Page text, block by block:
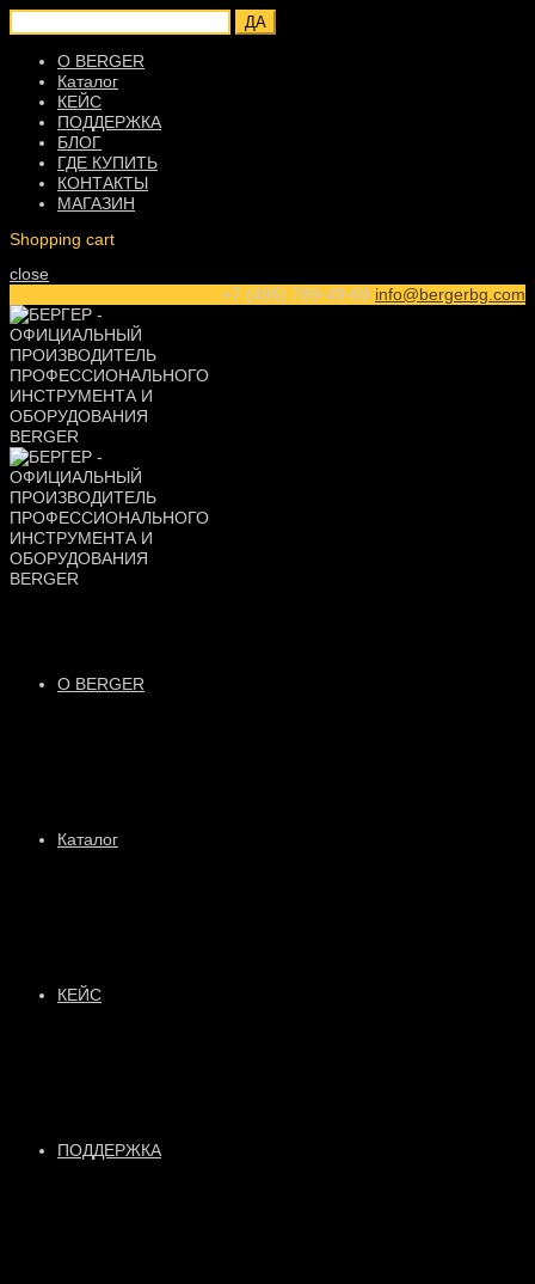
ДА
О BERGER
Каталог
КЕЙС
ПОДДЕРЖКА
БЛОГ
ГДЕ КУПИТЬ
КОНТАКТЫ
МАГАЗИН
Shopping cart
close
+7 (495) 789-49-69 info@bergerbg.com
О BERGER
Каталог
КЕЙС
ПОДДЕРЖКА